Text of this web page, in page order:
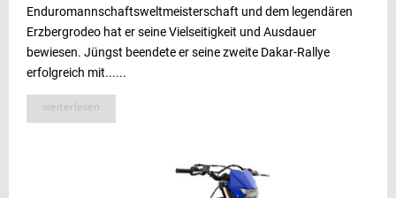
Enduromannschaftsweltmeisterschaft und dem legendären
Erzbergrodeo hat er seine Vielseitigkeit und Ausdauer
bewiesen. Jüngst beendete er seine zweite Dakar-Rallye
erfolgreich mit......
weiterlesen